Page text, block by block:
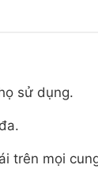
sử dụng.
trên mọi